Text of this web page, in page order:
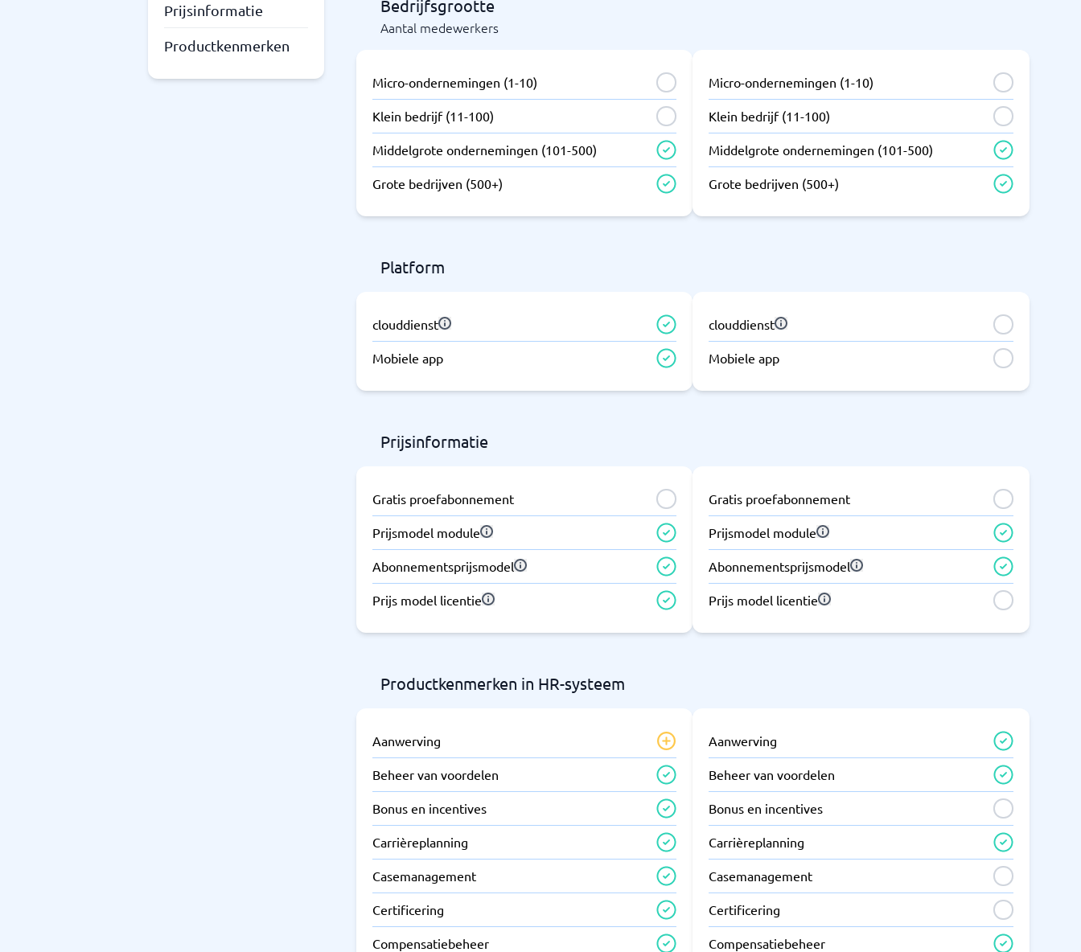
Prijsinformatie
Productkenmerken
Bedrijfsgrootte
Aantal medewerkers
Micro-ondernemingen (1-10)
Klein bedrijf (11-100)
Middelgrote ondernemingen (101-500)
Grote bedrijven (500+)
Micro-ondernemingen (1-10)
Klein bedrijf (11-100)
Middelgrote ondernemingen (101-500)
Grote bedrijven (500+)
Platform
clouddienst
Mobiele app
clouddienst
Mobiele app
Prijsinformatie
Gratis proefabonnement
Prijsmodel module
Abonnementsprijsmodel
Prijs model licentie
Gratis proefabonnement
Prijsmodel module
Abonnementsprijsmodel
Prijs model licentie
Productkenmerken in HR-systeem
Aanwerving
Beheer van voordelen
Bonus en incentives
Carrièreplanning
Casemanagement
Certificering
Compensatiebeheer
Aanwerving
Beheer van voordelen
Bonus en incentives
Carrièreplanning
Casemanagement
Certificering
Compensatiebeheer